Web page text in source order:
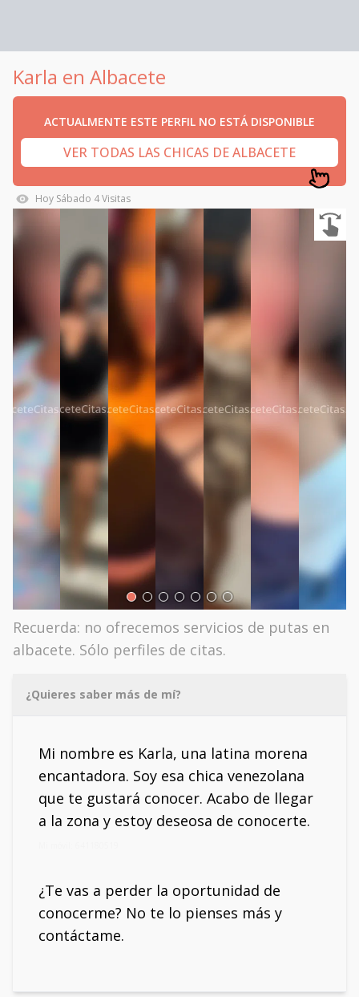
Karla en Albacete
ACTUALMENTE ESTE PERFIL NO ESTÁ DISPONIBLE
VER TODAS LAS CHICAS DE ALBACETE
Hoy Sábado 4Visitas
Recuerda: no ofrecemos servicios de putas en
albacete. Sólo perfiles de citas.
¿Quieres saber más de mí?
Mi nombre es Karla, una latina morena
encantadora. Soy esa chica venezolana
que te gustará conocer. Acabo de llegar
a la zona y estoy deseosa de conocerte.
¿Te vas a perder la oportunidad de
conocerme? No te lo pienses más y
contáctame.